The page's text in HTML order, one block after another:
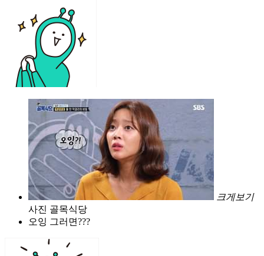
크게보기
사진 골목식당
오잉 그러면???